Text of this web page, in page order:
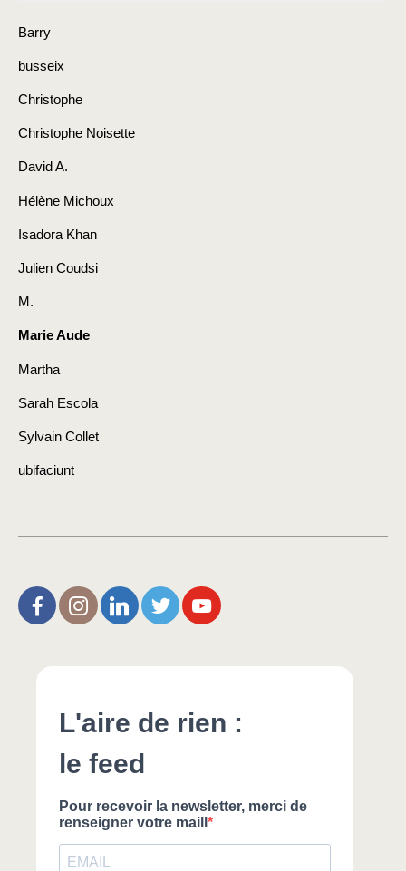
Barry
busseix
Christophe
Christophe Noisette
David A.
Hélène Michoux
Isadora Khan
Julien Coudsi
M.
Marie Aude
Martha
Sarah Escola
Sylvain Collet
ubifaciunt
L’Aire de Rien (facebook)
Christophe Noisette (instagram)
Christophe Noisette (Linkedin)
Christophe Noisette (X | Twitter)
L’Aire de Rien (You Tube)